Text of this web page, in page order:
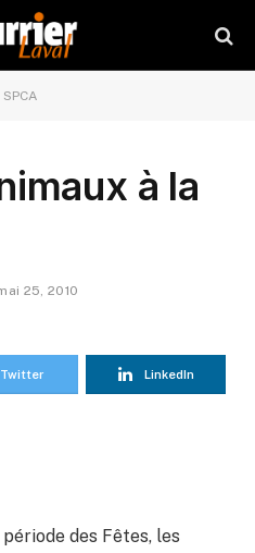
à la
25, 2010
Twitter LinkedIn
des Fêtes, les